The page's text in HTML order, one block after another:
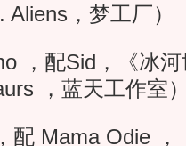
，梦工厂）
配Sid，《冰河
，蓝天工作室
Mama Odie ，